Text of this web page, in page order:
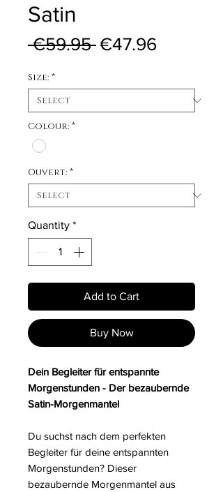
Satin
€59.95 Regular Price
€47.96
Size: *
Colour: *
Ouvert: *
Quantity *
Add to Cart
Buy Now
Dein Begleiter für entspannte
Morgenstunden - Der bezaubernde
Satin-Morgenmantel
Du suchst nach dem perfekten
Begleiter für deine entspannten
Morgenstunden? Dieser
bezaubernde Morgenmantel aus